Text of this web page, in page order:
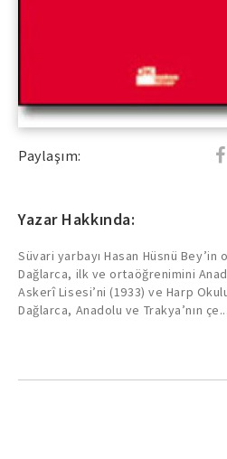
Paylaşım:
Yazar Hakkında:
Süvari yarbayı Hasan Hüsnü Bey’in
Dağlarca, ilk ve ortaöğrenimini
Askerî Lisesi’ni (1933) ve Harp
Dağlarca, Anadolu ve Trakya’nın çe...